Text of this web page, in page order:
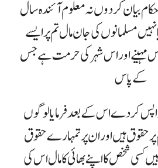
بیان کردوں نہ معلوم آئندہ سال
مسلمانوں کی جان مال تم پر ایسے
مہینے اور اس شہر کی حرمت ہے جس
کے پاس
کردے اس کے بعد فرمایا لوگوں
حقوق ہیں اور ان پر تمہارے حقوق
کسی شخص کا اپنے بھائی کا مال اس کی